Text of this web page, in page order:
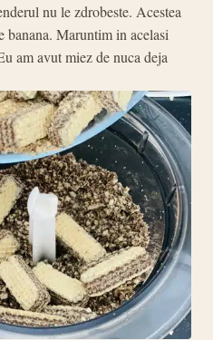
nu le zdrobeste. Acestea
banana. Maruntim in acelasi
am avut miez de nuca deja